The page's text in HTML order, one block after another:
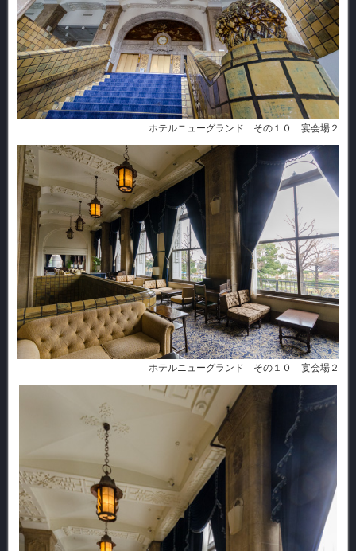
ホテルニューグランド その１０ 宴会場２
ホテルニューグランド その１０ 宴会場２